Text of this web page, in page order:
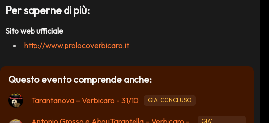
Per saperne di più:
Sito web ufficiale
http://www.prolocoverbicaro.it
Questo evento comprende anche:
Tarantanova – Verbicaro - 31/10 GIA' CONCLUSO
Antonio Grosso e AbouTarantella – Verbicaro -
GIA'